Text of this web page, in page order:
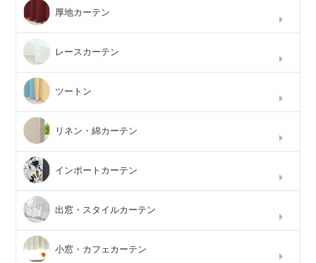
厚地カーテン
レースカーテン
ツートン
リネン・綿カーテン
インポートカーテン
出窓・スタイルカーテン
小窓・カフェカーテン